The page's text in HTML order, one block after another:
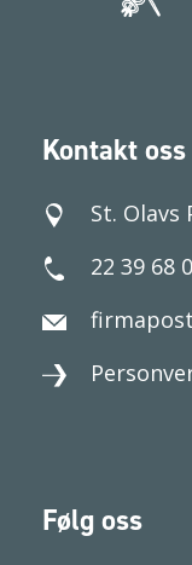
Kontakt oss
St. Olavs
22 39 68
Følg oss